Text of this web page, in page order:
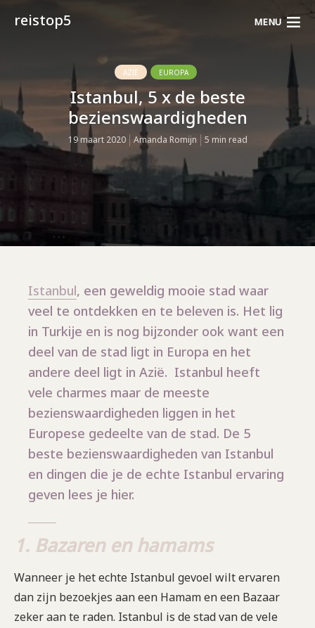
reistop5 MENU
AZIË EUROPA
Istanbul, 5 x de beste
bezienswaardigheden
19 maart 2020 Amanda Romijn 5 min read
Istanbul, een geweldig mooie stad waar
veel te ontdekken en te beleven is. Het lig
in Turkije en is nog bijzonder ook want een
deel van de stad ligt in Europa en het
andere deel ligt in Azië. Istanbul heeft
vele charmes maar de meeste
bezienswaardigheden liggen in het
Europese gedeelte van de stad. De 5
beste bezienswaardigheden van Istanbul
en dingen die je de echte Istanbul ervaring
geven lees je hier.
1. Bazaren en hamams
Wanneer je het echte Istanbul gevoel wilt ervaren
dan zijn bezoekjes aan een Hamam en een Bazaar
zeker aan te raden. Istanbul is de stad van de vele